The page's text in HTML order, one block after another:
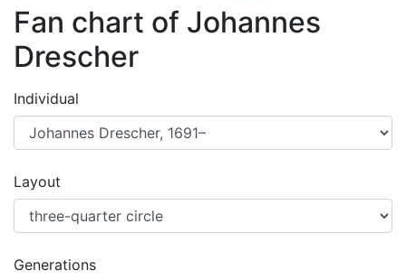
Fan chart of Johannes
Drescher
Individual
Layout
Generations